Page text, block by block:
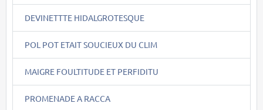
DEVINETTTE HIDALGROTESQUE
POL POT ETAIT SOUCIEUX DU CLIM
MAIGRE FOULTITUDE ET PERFIDITU
PROMENADE A RACCA